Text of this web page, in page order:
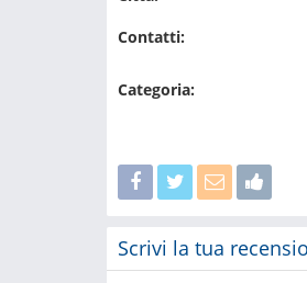
Contatti:
Categoria:
Scrivi la tua